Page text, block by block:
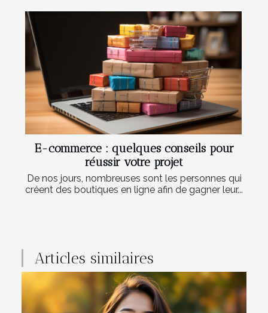
E-commerce : quelques conseils pour
réussir votre projet
De nos jours, nombreuses sont les personnes qui
créent des boutiques en ligne afin de gagner leur...
Articles similaires